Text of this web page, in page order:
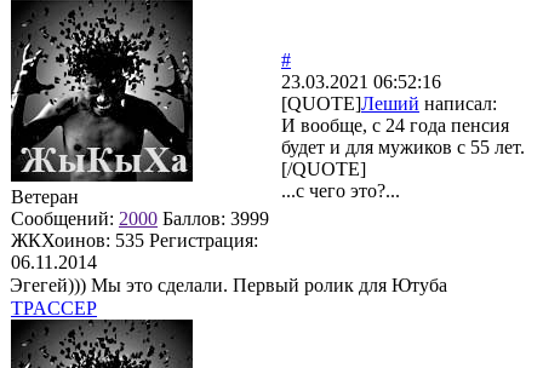
Ветеран
Сообщений: 2000 Баллов: 3999
ЖКХоинов: 535 Регистрация:
06.11.2014
#
23.03.2021 06:52:16
[QUOTE]Леший написал:
И вообще, с 24 года пенсия
будет и для мужиков с 55 лет.
[/QUOTE]
...с чего это?...
Эгегей))) Мы это сделали. Первый ролик для Ютуба
TPACCEP